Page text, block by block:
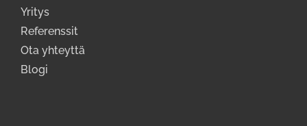
Yritys
Referenssit
Ota yhteyttä
Blogi